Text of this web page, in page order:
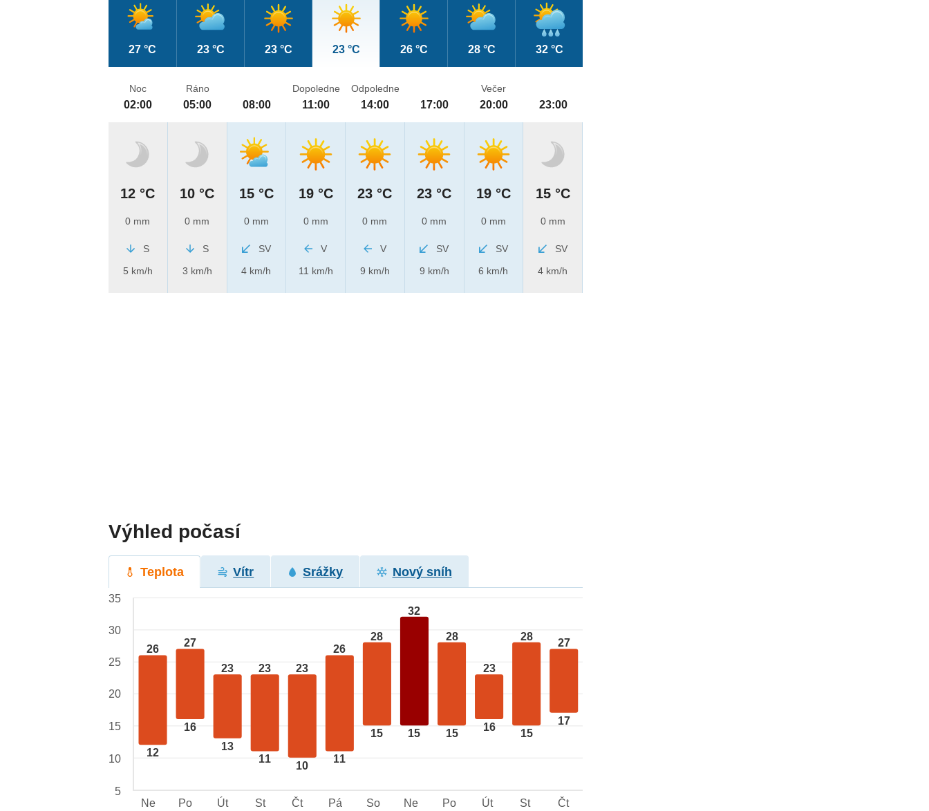
27 °C 23 °C 23 °C 23 °C 26 °C 28 °C 32 °C
Noc
02:00
12 °C
0 mm
S
5 km/h
Ráno
05:00
10 °C
0 mm
S
3 km/h
08:00
15 °C
0 mm
SV
4 km/h
Dopoledne
11:00
19 °C
0 mm
V
11 km/h
Odpoledne
14:00
23 °C
0 mm
V
9 km/h
17:00
23 °C
0 mm
SV
9 km/h
Večer
20:00
19 °C
0 mm
SV
6 km/h
23:00
15 °C
0 mm
SV
4 km/h
Výhled počasí
Teplota Vítr Srážky Nový sníh
26
12
27
16
23
13
23
11
23
10
26
11
28
15
32
15
28
15
23
16
28
15
27
17
35
30
25
20
15
10
5
Ne
Po Út St Čt Pá So Ne Po Út St Čt